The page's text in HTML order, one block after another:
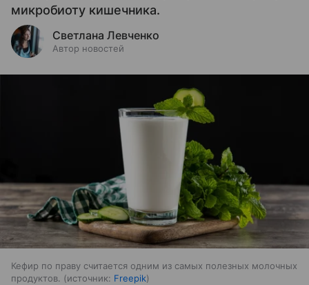
микробиоту кишечника.
Светлана Левченко
Автор новостей
Кефир по праву считается одним из самых полезных молочных
продуктов.
источник: Freepik